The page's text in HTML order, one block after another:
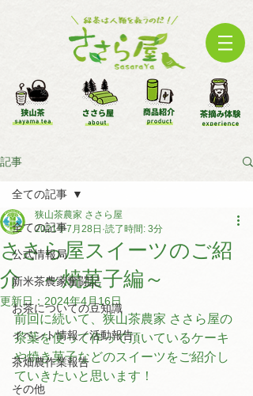
記事
全ての記事
公式情報局
新米茶農家奮闘記
お茶についての豆知識
イベント情報／活動報告
茶畑農作業報告
その他
全ての記事
ささら屋スイーツのご紹
介 ～焼菓子編～
狭山茶農家 ささら屋
2021年7月28日 読了時間: 3分
更新日： 2024年4月16日
前回に続いて、狭山茶農家 ささら屋の
茶葉を使って作って頂いているケーキ
や焼き菓子などのスイーツをご紹介し
ていきたいと思います！